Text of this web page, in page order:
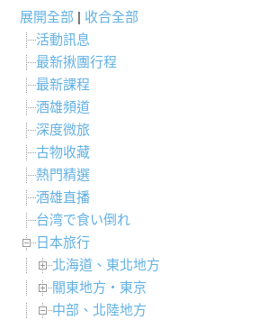
展開全部 | 收合全部
活動訊息
最新揪團行程
最新課程
酒雄頻道
深度微旅
古物收藏
熱門精選
酒雄直播
台湾で食い倒れ
日本旅行
北海道、東北地方
關東地方・東京
中部、北陸地方